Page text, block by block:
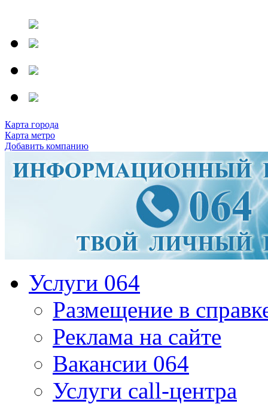
Карта города
Карта метро
Добавить компанию
Услуги 064
Размещение в
Реклама на сайте
Вакансии 064
Услуги call-центра